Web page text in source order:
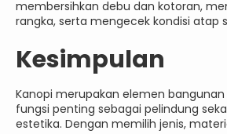
membersihkan debu dan kotoran,
rangka, serta mengecek kondisi atap
Kesimpulan
Kanopi merupakan elemen
fungsi penting sebagai pelindung
estetika. Dengan memilih jenis,